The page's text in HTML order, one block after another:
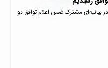
بیانیه‌ای مشترک ضمن اعلام توافق دو